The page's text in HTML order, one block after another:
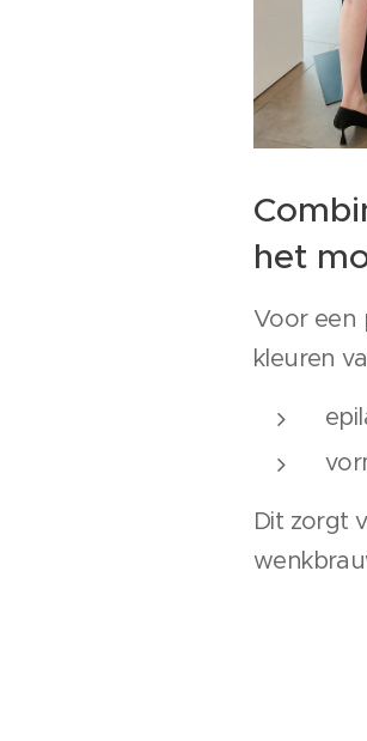
het
Voor een
kleuren
Dit zorgt